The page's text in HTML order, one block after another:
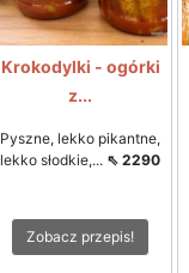
Krokodylki - ogórki
z...
Pyszne, lekko pikantne,
lekko słodkie,... ⇖ 2290
Zobacz przepis!